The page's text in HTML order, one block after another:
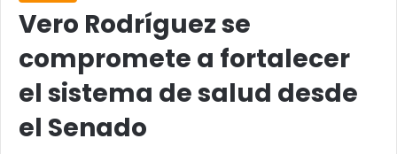
Vero Rodríguez se
compromete a fortalecer
el sistema de salud desde
el Senado